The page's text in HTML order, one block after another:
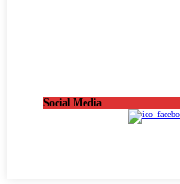
Social Media